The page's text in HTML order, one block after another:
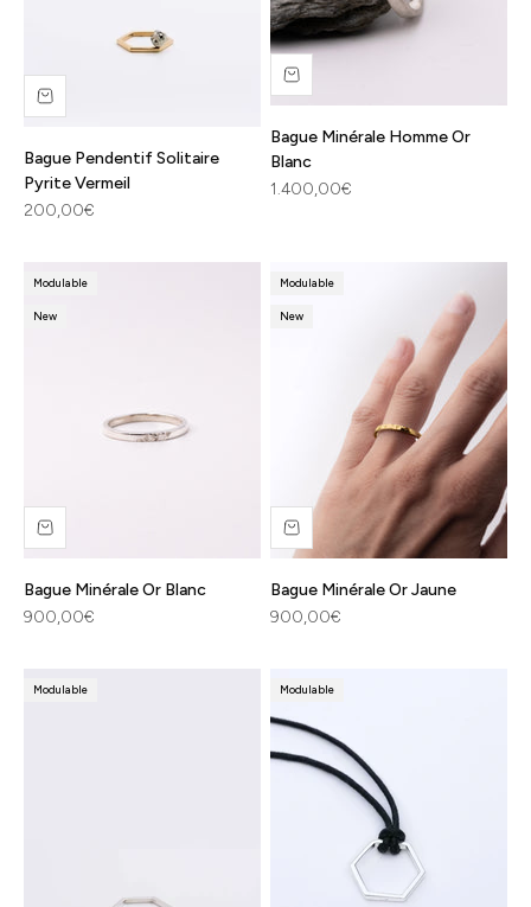
Bague Pendentif Solitaire
Pyrite Vermeil
Prix de vente
200,00€
Bague Minérale Homme Or
Blanc
Prix de vente
1.400,00€
Modulable
New
Bague Minérale Or Blanc
Prix de vente
900,00€
Modulable
New
Bague Minérale Or Jaune
Prix de vente
900,00€
Modulable Modulable